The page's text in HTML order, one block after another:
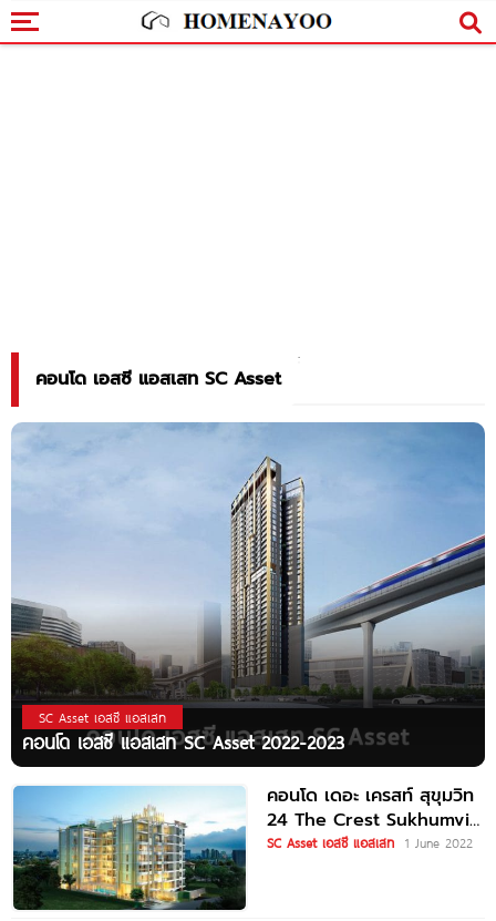
คอนโด เอสซี แอสเสท SC Asset
SC Asset เอสซี แอสเสท
คอนโด เอสซี แอสเสท SC Asset 2022-2023
คอนโด เดอะ เครสท์ สุขุมวิท
24 The Crest Sukhumvit
24 ใกล้
SC Asset เอสซี แอสเสท 1 June 2022